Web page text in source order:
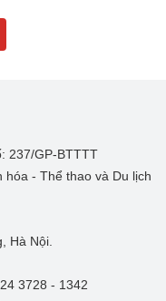
237/GP-BTTTT
hóa - Thể thao và Du lịch
Hà Nội.
3728 - 1342